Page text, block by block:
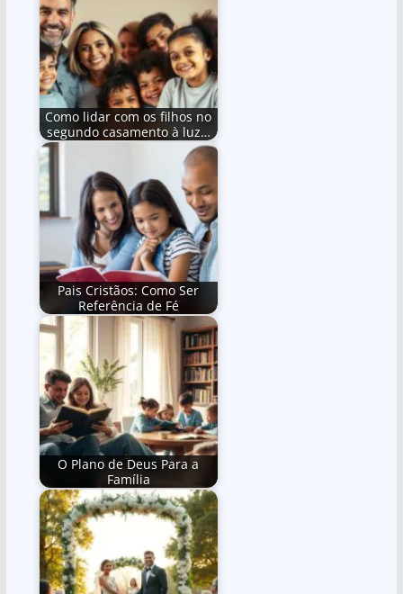
Como lidar com os filhos no
segundo casamento à luz…
Pais Cristãos: Como Ser
Referência de Fé
O Plano de Deus Para a
Família